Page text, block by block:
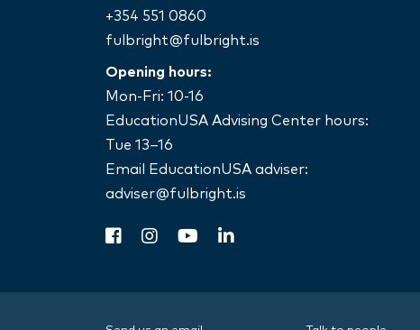
+354 551 0860
fulbright@fulbright.is
Opening hours:
Mon-Fri: 10-16
EducationUSA Advising Center hours:
Tue 13–16
Email EducationUSA adviser:
adviser@fulbright.is
facebook
instagram
youtubelinkedin